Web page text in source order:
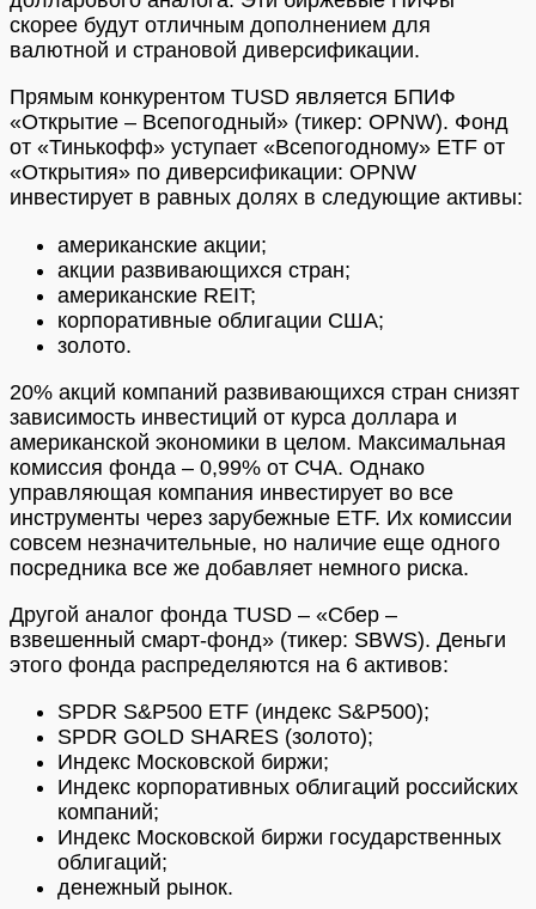
скорее будут отличным дополнением для
валютной и страновой диверсификации.
Прямым конкурентом TUSD является БПИФ
«Открытие – Всепогодный» (тикер: OPNW). Фонд
от «Тинькофф» уступает «Всепогодному» ETF от
«Открытия» по диверсификации: OPNW
инвестирует в равных долях в следующие активы:
американские акции;
акции развивающихся стран;
американские REIT;
корпоративные облигации США;
золото.
20% акций компаний развивающихся стран снизят
зависимость инвестиций от курса доллара и
американской экономики в целом. Максимальная
комиссия фонда – 0,99% от СЧА. Однако
управляющая компания инвестирует во все
инструменты через зарубежные ETF. Их комиссии
совсем незначительные, но наличие еще одного
посредника все же добавляет немного риска.
Другой аналог фонда TUSD – «Сбер –
взвешенный смарт-фонд» (тикер: SBWS). Деньги
этого фонда распределяются на 6 активов:
SPDR S&P500 ETF (индекс S&P500);
SPDR GOLD SHARES (золото);
Индекс Московской биржи;
Индекс корпоративных облигаций российских
компаний;
Индекс Московской биржи государственных
облигаций;
денежный рынок.